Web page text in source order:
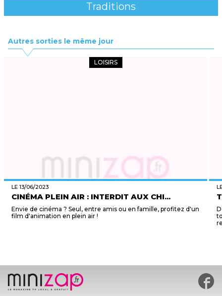
Traditions
Autres sorties le même jour
LOISIRS
LE 13/06/2023
CINÉMA PLEIN AIR : INTERDIT AUX CHI...
Envie de cinéma ? Seul, entre amis ou en famille, profitez d'un
film d'animation en plein air !